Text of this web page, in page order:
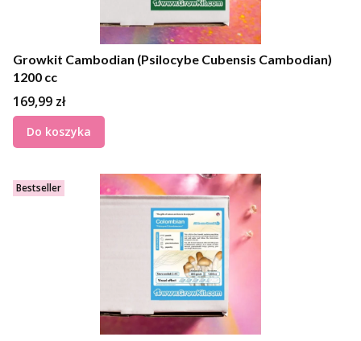
Growkit Cambodian (Psilocybe Cubensis Cambodian)
1200 cc
Cena
169,99 zł
Do koszyka
Bestseller